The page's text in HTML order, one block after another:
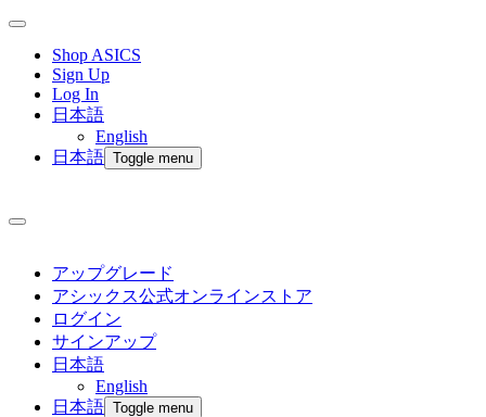
Shop ASICS
Sign Up
Log In
日本語
English
日本語 Toggle menu
アップグレード
アシックス公式オンラインストア
ログイン
サインアップ
日本語
English
日本語 Toggle menu